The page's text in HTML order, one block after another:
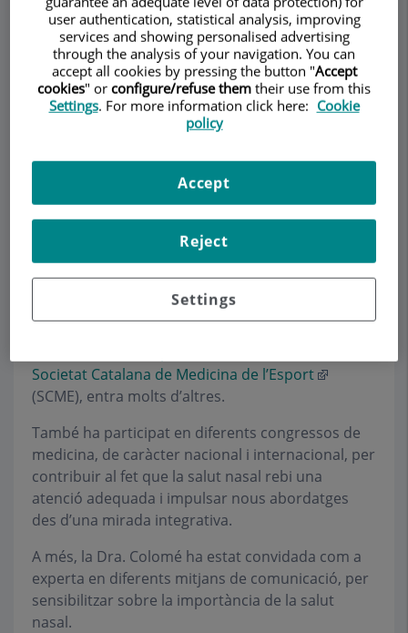
Descripció ServeisEquipContacteDades d'interès
Demanar Cita
col·laborat oferint xerrades, tallers i conferències
Societat Catalana de Medicina de l’Esport
(SCME), entra molts d’altres.
També ha participat en diferents congressos de
medicina, de caràcter nacional i internacional, per
contribuir al fet que la salut nasal rebi una
atenció adequada i impulsar nous abordatges
des d’una mirada integrativa.
A més, la Dra. Colomé ha estat convidada com a
experta en diferents mitjans de comunicació, per
sensibilitzar sobre la importància de la salut
nasal.
user authentication, statistical analysis, improving
services and showing personalised advertising
through the analysis of your navigation. You can
accept all cookies by pressing the button "Accept
cookies" or configure/refuse them their use from this
Settings. For more information click here: Cookie
policy
Settings
Reject
Accept